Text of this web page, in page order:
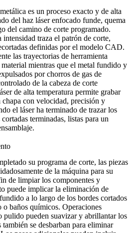
es un proceso exacto y de alta
del haz láser enfocado funde, quema
del camino de corte programado.
traza el patrón de corte,
definidas por el modelo CAD.
las trayectorias de herramienta
mientras que el metal fundido y
por chorros de gas de
de la cabeza de corte
de alta temperatura permite grabar
con velocidad, precisión y
el láser ha terminado de trazar los
terminadas, listas para un
su programa de corte, las piezas
de la máquina para su
de limpiar los componentes y
puede implicar la eliminación de
a lo largo de los bordes cortados
o baños químicos. Operaciones
pulido pueden suavizar y abrillantar los
se desbarban para eliminar